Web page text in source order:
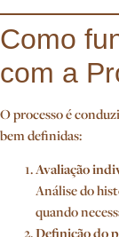
Como
com a
O processo é
bem definidas:
Avaliação
Análise do
quando
Definição do